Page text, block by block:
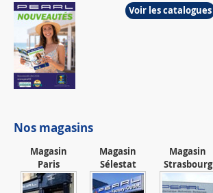
Voir les catalogues
Nos magasins
Magasin
Paris
Magasin
Sélestat
Magasin
Strasbourg